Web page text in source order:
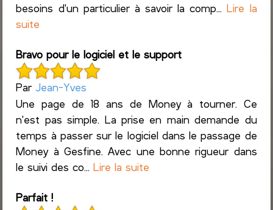
besoins d'un particulier à savoir la comp...Lire la
suite
Bravo pour le logiciel et le support
Par Jean-Yves
Une page de 18 ans de Money à tourner. Ce
n'est pas simple. La prise en main demande du
temps à passer sur le logiciel dans le passage de
Money à Gesfine. Avec une bonne rigueur dans
le suivi des co...Lire la suite
Parfait !